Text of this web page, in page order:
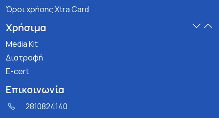
Όροι χρήσης Xtra Card
Χρήσιμα
Media Kit
Διατροφή
E-cert
Επικοινωνία
2810824140